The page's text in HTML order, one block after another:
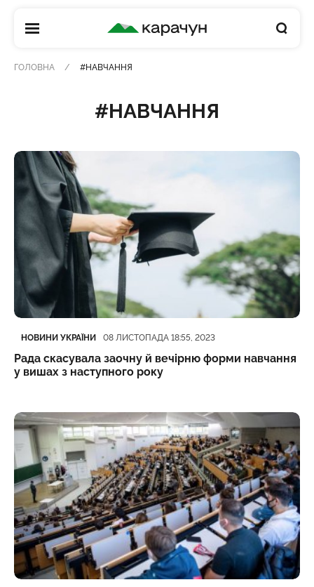
КАРАЧУН
ГОЛОВНА #НАВЧАННЯ
#НАВЧАННЯ
Категорія
НОВИНИ УКРАЇНИ
Дата публікації 08 ЛИСТОПАДА 18:55, 2023
Рада скасувала заочну й вечірню форми навчання
у вишах з наступного року